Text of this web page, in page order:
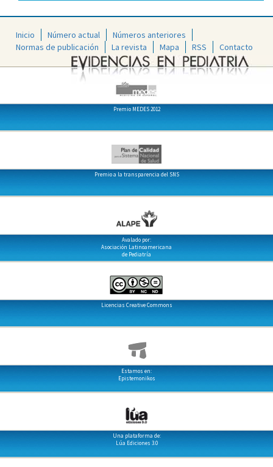
Inicio Número actual
Números anteriores
Normas de publicación
La revista Mapa RSS Contacto
Premio MEDES 2012
Premio a la transparencia del SNS
Avalado por:
Asociación Latinoamericana
de Pediatría
Licencias Creative Commons
Estamos en:
Epistemonikos
Una plataforma de:
Lúa Ediciones 3.0